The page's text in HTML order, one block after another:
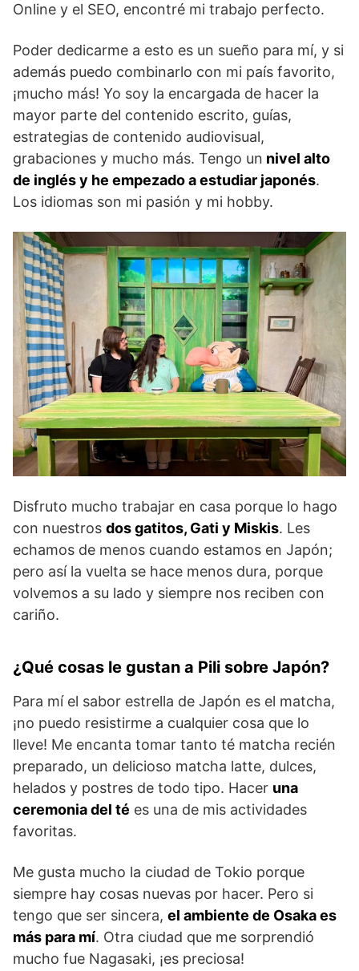
Online y el SEO, encontré mi trabajo perfecto.
Poder dedicarme a esto es un sueño para mí, y si
además puedo combinarlo con mi país favorito,
¡mucho más! Yo soy la encargada de hacer la
mayor parte del contenido escrito, guías,
estrategias de contenido audiovisual,
grabaciones y mucho más. Tengo un nivel alto
de inglés y he empezado a estudiar japonés.
Los idiomas son mi pasión y mi hobby.
Disfruto mucho trabajar en casa porque lo hago
con nuestros dos gatitos, Gati y Miskis. Les
echamos de menos cuando estamos en Japón;
pero así la vuelta se hace menos dura, porque
volvemos a su lado y siempre nos reciben con
cariño.
¿Qué cosas le gustan a Pili sobre Japón?
Para mí el sabor estrella de Japón es el matcha,
¡no puedo resistirme a cualquier cosa que lo
lleve! Me encanta tomar tanto té matcha recién
preparado, un delicioso matcha latte, dulces,
helados y postres de todo tipo. Hacer una
ceremonia del té es una de mis actividades
favoritas.
Me gusta mucho la ciudad de Tokio porque
siempre hay cosas nuevas por hacer. Pero si
tengo que ser sincera, el ambiente de Osaka es
más para mí. Otra ciudad que me sorprendió
mucho fue Nagasaki, ¡es preciosa!